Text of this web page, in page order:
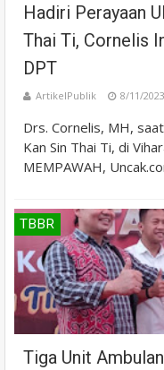
Hadiri Perayaan
Thai Ti, Cornelis
DPT
ArtikelPublik 8/11/
Drs. Cornelis, MH,
Kan Sin Thai Ti, di
MEMPAWAH,
TBBR
Tiga Unit